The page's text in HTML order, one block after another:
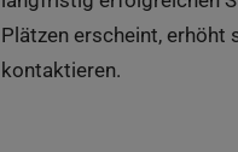
Plätzen erscheint, erhöht
kontaktieren.